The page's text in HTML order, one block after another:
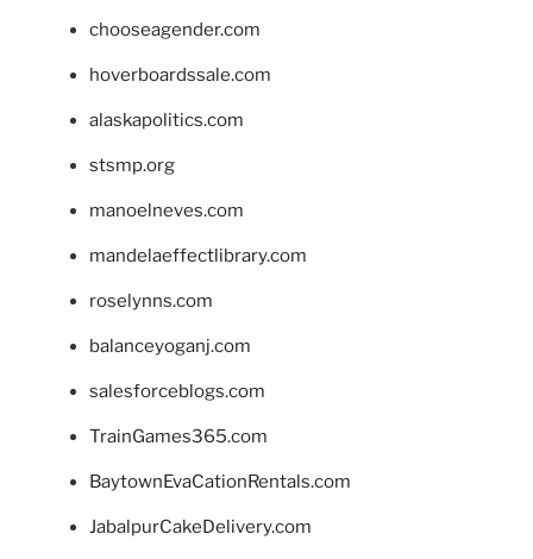
chooseagender.com
hoverboardssale.com
alaskapolitics.com
stsmp.org
manoelneves.com
mandelaeffectlibrary.com
roselynns.com
balanceyoganj.com
salesforceblogs.com
TrainGames365.com
BaytownEvaCationRentals.com
JabalpurCakeDelivery.com